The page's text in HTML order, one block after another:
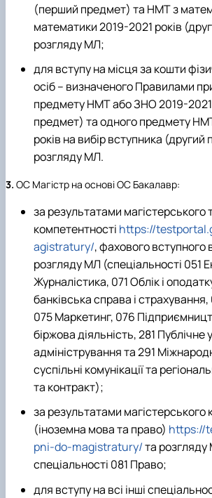
(перший предмет) та НМТ з
математики 2019-2021 років
розгляду МЛ;
для вступу на місця за кошти
осіб – визначеного Правилами
предмету НМТ або ЗНО 2019-
предмет) та одного предмету
років на вибір вступника
розгляду МЛ.
3. ОС Магістр на основі ОС Бакалавр:
за результатами магістерського
компетентності https://
agistratury/, фахового вступного
розгляду МЛ (спеціальності 051
Журналістика, 071 Облік і
банківська справа і
075 Маркетинг, 076
біржова діяльність, 281 Публічне
адміністрування та 291
суспільні комунікації та
та контракт);
за результатами магістерського
(іноземна мова та право) https://
pni-do-magistratury/та
спеціальності 081 Право;
для вступу на всі інші